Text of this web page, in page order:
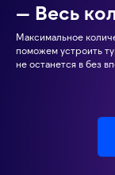
— Весь
Максимальное
поможем устроить
не останется в без